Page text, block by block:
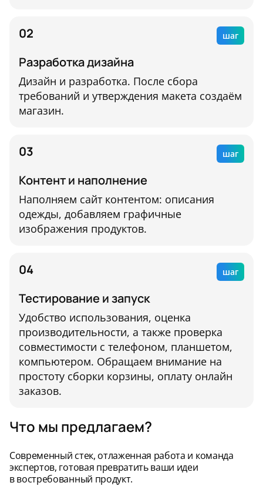
02 шаг
Разработка дизайна
Дизайн и разработка. После сбора
требований и утверждения макета создаём
магазин.
03 шаг
Контент и наполнение
Наполняем сайт контентом: описания
одежды, добавляем графичные
изображения продуктов.
04 шаг
Тестирование и запуск
Удобство использования, оценка
производительности, а также проверка
совместимости с телефоном, планшетом,
компьютером. Обращаем внимание на
простоту сборки корзины, оплату онлайн
заказов.
Что мы предлагаем?
Современный стек, отлаженная работа и команда
экспертов, готовая превратить ваши идеи
в востребованный продукт.